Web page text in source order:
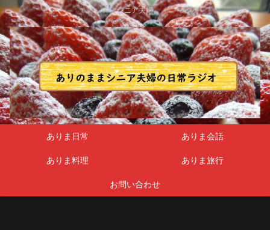
シニア夫婦
ありま日常 ありま会話
ありま料理 ありま旅行
お問い合わせ